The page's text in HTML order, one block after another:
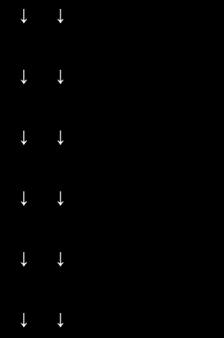
↓ ↓
↓ ↓
↓ ↓
↓ ↓
↓ ↓
↓ ↓